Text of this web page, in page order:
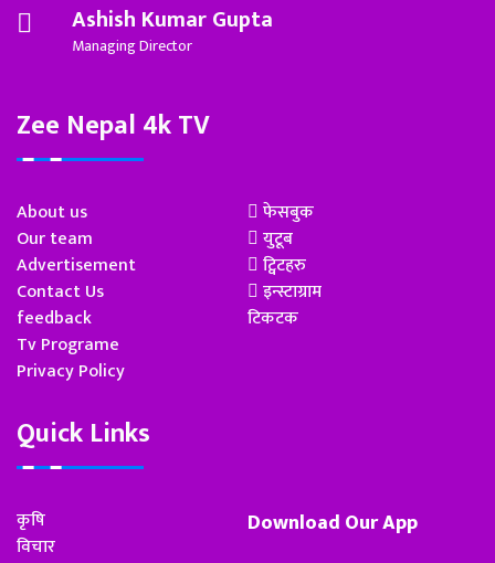
Ashish Kumar Gupta
Managing Director
Zee Nepal 4k TV
About us
Our team
Advertisement
Contact Us
feedback
Tv Programe
Privacy Policy
फेसबुक
युटूब
ट्विटहरु
इन्स्टाग्राम
टिकटक
Quick Links
कृषि
विचार
Download Our App